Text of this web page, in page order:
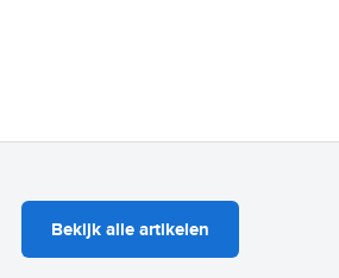
Bekijk alle artikelen